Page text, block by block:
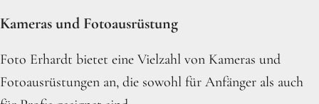
Kameras und Fotoausrüstung
Foto Erhardt bietet eine Vielzahl von Kameras und
Fotoausrüstungen an, die sowohl für Anfänger als auch